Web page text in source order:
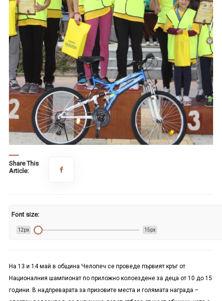
Share This
Article:
Font size:
12px 15px
На 13 и 14 май в община Челопеч се проведе първият кръг от
Националния шампионат по приложно колоездене за деца от 10 до 15
години. В надпреварата за призовите места и голямата награда –